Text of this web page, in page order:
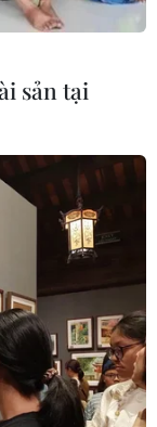
chức, viên
sản tại